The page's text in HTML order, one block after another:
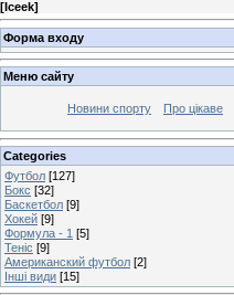
[Iceek]
Форма входу
Меню сайту
Новини спорту Про цікаве
Categories
Футбол [127]
Бокс [32]
Баскетбол [9]
Хокей [9]
Формула - 1 [5]
Теніс [9]
Американский футбол [2]
Інші види [15]